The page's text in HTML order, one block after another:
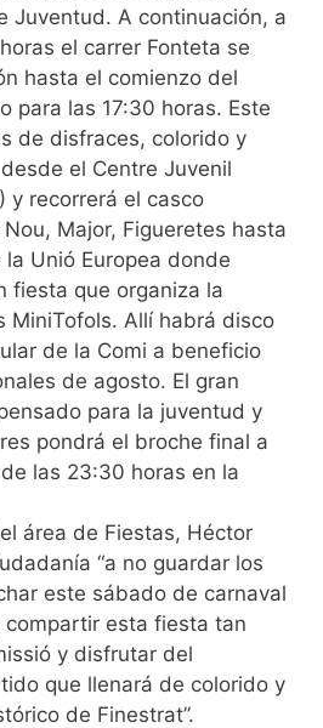
Juventud. A continuación, a
el carrer Fonteta se
hasta el comienzo del
para las 17:30 horas. Este
de disfraces, colorido y
el Centre Juvenil
y recorrerá el casco
Major, Figueretes hasta
Unió Europea donde
fiesta que organiza la
MiniTofols. Allí habrá disco
de la Comi a beneficio
de agosto. El gran
para la juventud y
pondrá el broche final a
las 23:30 horas en la
área de Fiestas, Héctor
“a no guardar los
este sábado de carnaval
compartir esta fiesta tan
y disfrutar del
que llenará de colorido y
de Finestrat”.